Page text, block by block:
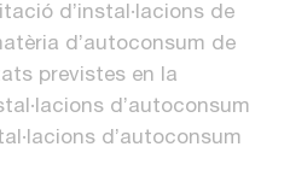
d’instal·lacions de
d’autoconsum de
previstes en la
d’autoconsum
d’autoconsum